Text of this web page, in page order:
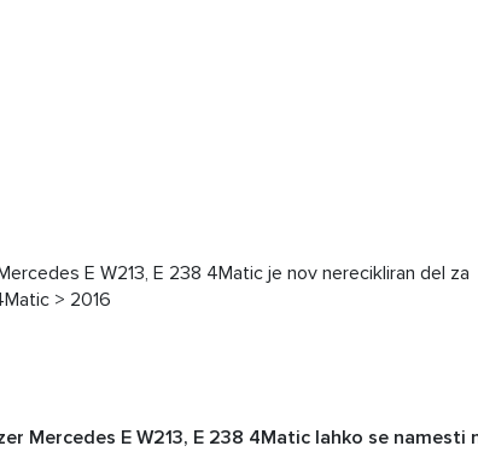
E W213, E 238 4Matic je nov nerecikliran del za
> 2016
Mercedes E W213, E 238 4Matic lahko se namesti